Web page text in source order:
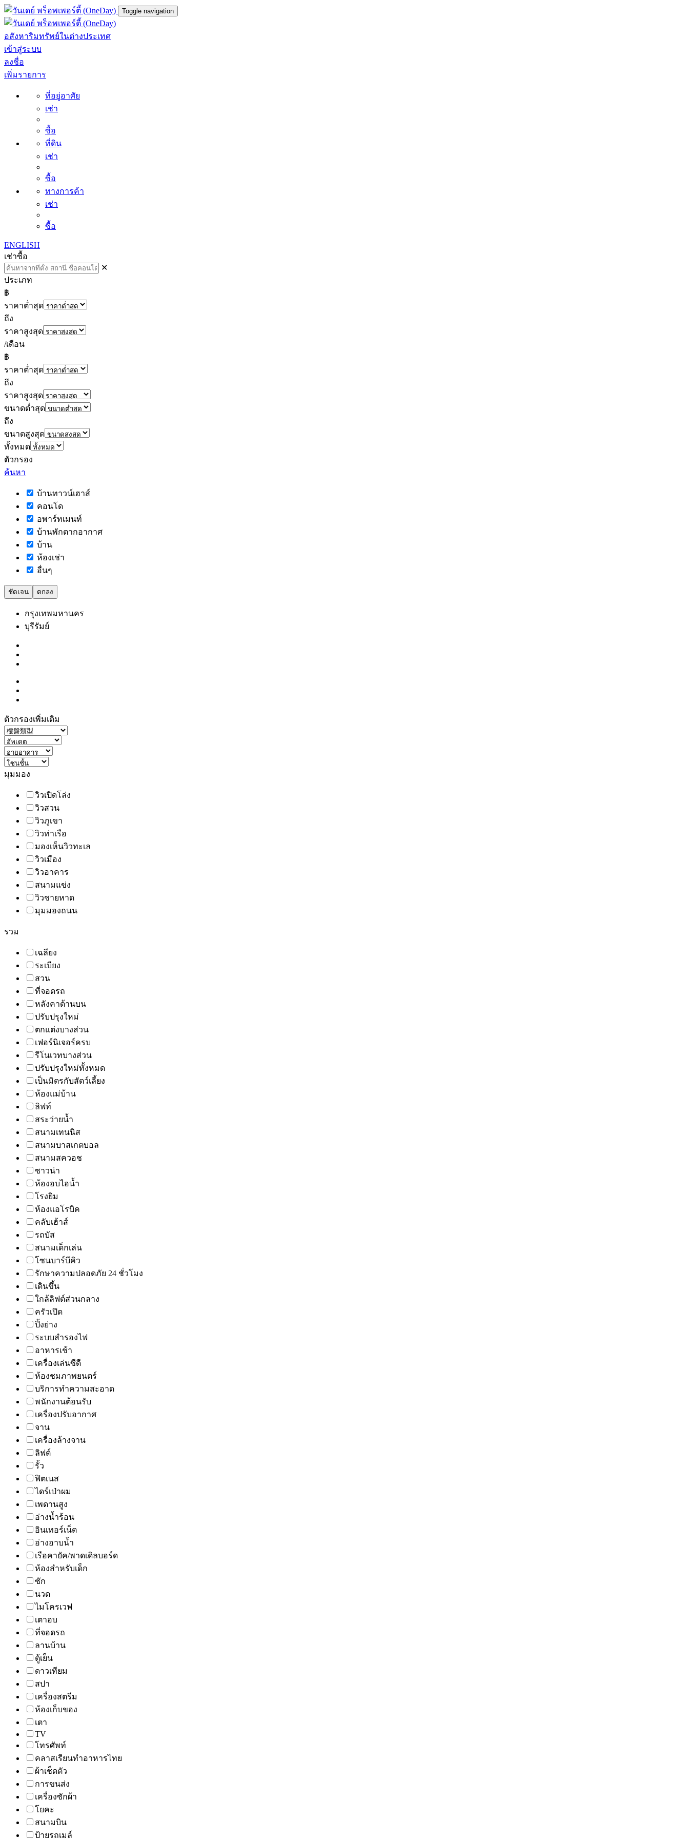
Toggle navigation
อสังหาริมทรัพย์ในต่างประเทศ
เข้าสู่ระบบ
ลงชื่อ
เพิ่มรายการ
ที่อยู่อาศัย
เช่า
ซื้อ
ที่ดิน
เช่า
ซื้อ
ทางการค้า
เช่า
ซื้อ
ENGLISH
เช่าซื้อ
✕
ประเภท
฿
ราคาต่ำสุด
ถึง
ราคาสูงสุด
/เดือน
฿
ราคาต่ำสุด
ถึง
ราคาสูงสุด
ขนาดต่ำสุด
ถึง
ขนาดสูงสุด
ทั้งหมด
ตัวกรอง
ค้นหา
บ้านทาวน์เฮาส์
คอนโด
อพาร์ทเมนท์
บ้านพักตากอากาศ
บ้าน
ห้องเช่า
อื่นๆ
ชัดเจน ตกลง
กรุงเทพมหานคร
บุรีรัมย์
ตัวกรองเพิ่มเติม
มุมมอง
วิวเปิดโล่ง
วิวสวน
วิวภูเขา
วิวท่าเรือ
มองเห็นวิวทะเล
วิวเมือง
วิวอาคาร
สนามแข่ง
วิวชายหาด
มุมมองถนน
รวม
เฉลียง
ระเบียง
สวน
ที่จอดรถ
หลังคาด้านบน
ปรับปรุงใหม่
ตกแต่งบางส่วน
เฟอร์นิเจอร์ครบ
รีโนเวทบางส่วน
ปรับปรุงใหม่ทั้งหมด
เป็นมิตรกับสัตว์เลี้ยง
ห้องแม่บ้าน
ลิฟท์
สระว่ายน้ำ
สนามเทนนิส
สนามบาสเกตบอล
สนามสควอช
ซาวน่า
ห้องอบไอน้ำ
โรงยิม
ห้องแอโรบิค
คลับเฮ้าส์
รถบัส
สนามเด็กเล่น
โซนบาร์บีคิว
รักษาความปลอดภัย 24 ชั่วโมง
เดินขึ้น
ใกล้ลิฟต์ส่วนกลาง
ครัวเปิด
ปิ้งย่าง
ระบบสำรองไฟ
อาหารเช้า
เครื่องเล่นซีดี
ห้องชมภาพยนตร์
บริการทำความสะอาด
พนักงานต้อนรับ
เครื่องปรับอากาศ
จาน
เครื่องล้างจาน
ลิฟต์
รั้ว
ฟิตเนส
ไดร์เป่าผม
เพดานสูง
อ่างน้ำร้อน
อินเทอร์เน็ต
อ่างอาบน้ำ
เรือคายัค/พาดเดิลบอร์ด
ห้องสำหรับเด็ก
ซัก
นวด
ไมโครเวฟ
เตาอบ
ที่จอดรถ
ลานบ้าน
ตู้เย็น
ดาวเทียม
สปา
เครื่องสตรีม
ห้องเก็บของ
เตา
TV
โทรศัพท์
คลาสเรียนทำอาหารไทย
ผ้าเช็ดตัว
การขนส่ง
เครื่องซักผ้า
โยคะ
สนามบิน
ป้ายรถเมล์